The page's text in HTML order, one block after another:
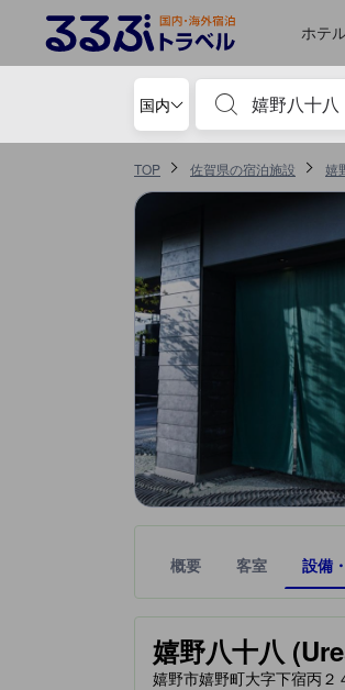
ホテ
国内
宿泊施設名やキーワ
TOP 佐賀県の宿泊施設 嬉
概要 客室 設備
嬉野八十八
tooltip
星評価は、提携サイトから受
嬉野市嬉野町大字下宿丙